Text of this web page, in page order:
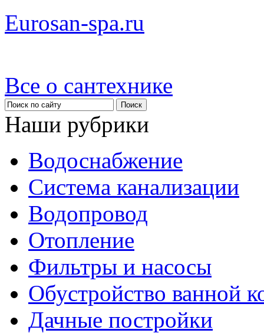
Eurosan-spa.ru
Все о сантехнике
Наши рубрики
Водоснабжение
Система канализации
Водопровод
Отопление
Фильтры и насосы
Обустройство ванной
Дачные постройки